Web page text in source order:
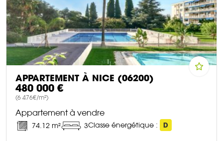
APPARTEMENT À NICE (06200)
480 000 €
(6 476€/m²)
Appartement à vendre
74.12 m² 3Classe énergétique : D